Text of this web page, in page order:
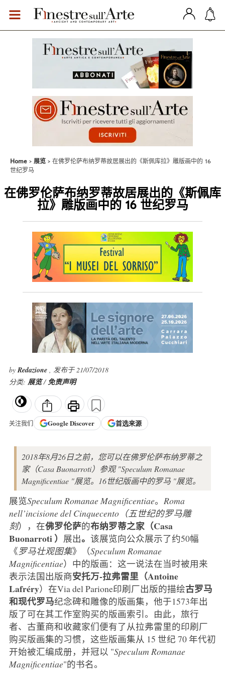
Home 展览
在佛罗伦萨布纳罗蒂故居展出的《斯佩库拉》雕版画中的 16
世纪罗马
在佛罗伦萨布纳罗蒂故居展出的《斯佩库
拉》雕版画中的 16 世纪罗马
byRedazione , 发布于 21/07/2018
分类: 展览/免责声明
关注我们 GoogleDiscover 首选来源
2018年8月26日之前，您可以在佛罗伦萨布纳罗蒂之
家（Casa Buonarroti）参观 "Speculum Romanae
Magnificentiae "展览。16世纪版画中的罗马 "展览。
展览Speculum Romanae Magnificentiae。 Roma
nell’incisione del Cinquecento（五世纪的罗马雕
刻），在佛罗伦萨的布纳罗蒂之家（Casa
Buonarroti） 展出。 该展览向公众展示了约50幅
《罗马壮观图集》（Speculum Romanae
Magnificentiae）中的版画：这一说法在当时被用来
表示法国出版商安托万-拉弗雷里（Antoine
Lafréry）在Via del Parione印刷厂出版的描绘古罗马
和现代罗马纪念碑和雕像的版画集，他于1573年出
版了可在其工作室购买的版画索引。由此，旅行
者、古董商和收藏家们便有了从拉弗雷里的印刷厂
购买版画集的习惯，这些版画集从 15 世纪 70 年代初
开始被汇编成册，并冠以 "Speculum Romanae
Magnificentiae"的书名。